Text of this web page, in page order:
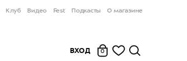
Клуб Видео Fest Подкасты О магазине
ВХОД 0